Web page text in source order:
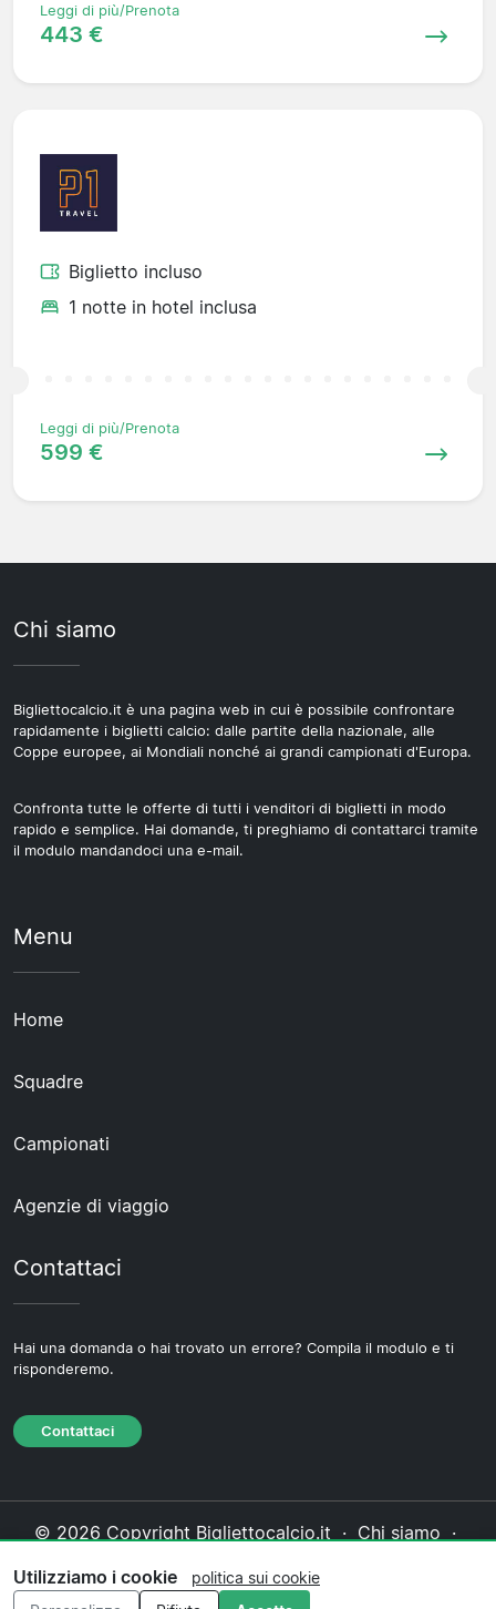
Leggi di più/Prenota
443 €
Biglietto incluso
1 notte in hotel inclusa
Leggi di più/Prenota
599 €
Chi siamo
Bigliettocalcio.it è una pagina web in cui è possibile confrontare
rapidamente i biglietti calcio: dalle partite della nazionale, alle
Coppe europee, ai Mondiali nonché ai grandi campionati d'Europa.
Confronta tutte le offerte di tutti i venditori di biglietti in modo
rapido e semplice. Hai domande, ti preghiamo di contattarci tramite
il modulo mandandoci una e-mail.
Menu
Home
Squadre
Campionati
Agenzie di viaggio
Contattaci
Hai una domanda o hai trovato un errore? Compila il modulo e ti
risponderemo.
Contattaci
© 2026 Copyright Bigliettocalcio.it · Chi siamo ·
cookie·Politica editoriale
Utilizziamo i cookie
politica sui cookie